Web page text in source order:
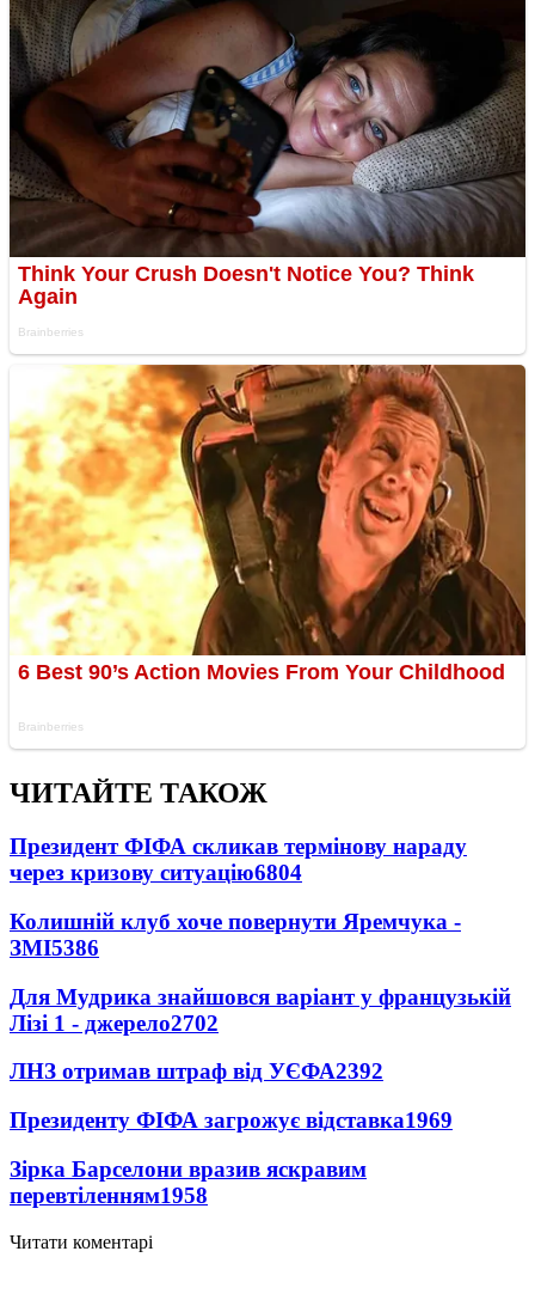
ЧИТАЙТЕ ТАКОЖ
Президент ФІФА скликав термінову нараду
через кризову ситуацію6804
Колишній клуб хоче повернути Яремчука -
ЗМІ5386
Для Мудрика знайшовся варіант у французькій
Лізі 1 - джерело2702
ЛНЗ отримав штраф від УЄФА2392
Президенту ФІФА загрожує відставка1969
Зірка Барселони вразив яскравим
перевтіленням1958
Читати коментарі